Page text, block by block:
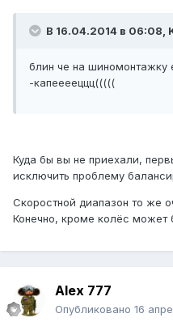
В 16.04.2014 в 06:08,
блин че на шиномонтажку
-капееееццц(((((
Куда бы вы не приехали,
исключить проблему
Скоростной диапазон то же
Конечно, кроме колёс может
Alex 777
Опубликовано 16